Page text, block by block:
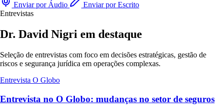
Enviar por Áudio
Enviar por Escrito
Entrevistas
Dr. David Nigri em destaque
Seleção de entrevistas com foco em decisões estratégicas, gestão de
riscos e segurança jurídica em operações complexas.
Entrevista O Globo
Entrevista no O Globo: mudanças no setor de seguros